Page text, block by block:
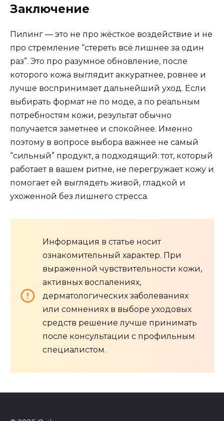
Заключение
Пилинг — это не про жёсткое воздействие и не
про стремление “стереть всё лишнее за один
раз”. Это про разумное обновление, после
которого кожа выглядит аккуратнее, ровнее и
лучше воспринимает дальнейший уход. Если
выбирать формат не по моде, а по реальным
потребностям кожи, результат обычно
получается заметнее и спокойнее. Именно
поэтому в вопросе выбора важнее не самый
“сильный” продукт, а подходящий: тот, который
работает в вашем ритме, не перегружает кожу и
помогает ей выглядеть живой, гладкой и
ухоженной без лишнего стресса.
Информация в статье носит
ознакомительный характер. При
выраженной чувствительности кожи,
активных воспалениях,
дерматологических заболеваниях
или сомнениях в выборе уходовых
средств решение лучше принимать
после консультации с профильным
специалистом.